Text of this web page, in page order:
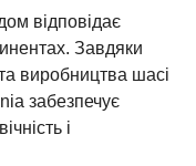
відповідає
Завдяки
виробництва шасі
забезпечує
і